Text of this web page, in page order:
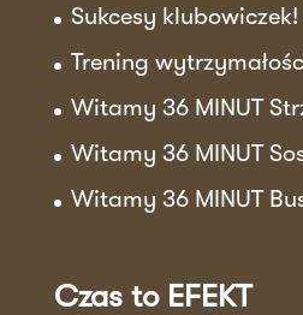
Sukcesy klubowiczek!
Trening
Witamy 36 MINUT
Witamy 36 MINUT
Witamy 36 MINUT
Czas to EFEKT